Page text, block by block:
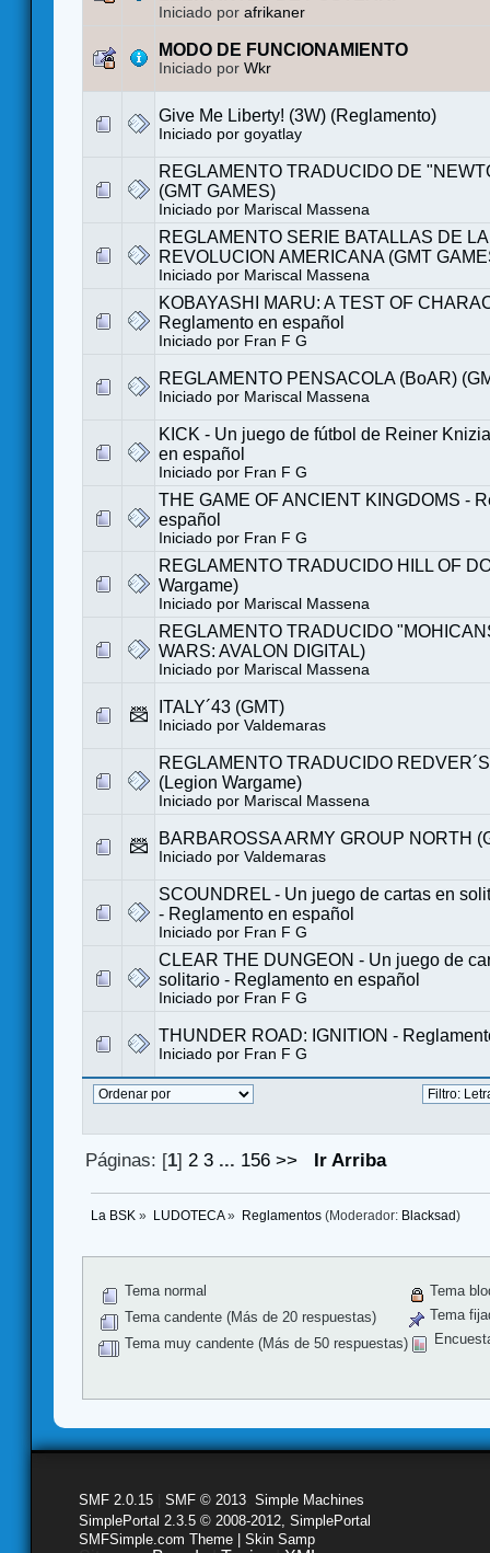
Iniciado por afrikaner
MODO DE FUNCIONAMIENTO
Iniciado por Wkr
Give Me Liberty! (3W) (Reglamento)
Iniciado por goyatlay
REGLAMENTO TRADUCIDO DE
(GMT GAMES)
Iniciado por Mariscal Massena
REGLAMENTO SERIE BATALLAS DE LA
REVOLUCION AMERICANA (GMT
Iniciado por Mariscal Massena
KOBAYASHI MARU: A TEST OF
Reglamento en español
Iniciado por Fran F G
REGLAMENTO PENSACOLA (BoAR)
Iniciado por Mariscal Massena
KICK - Un juego de fútbol de Reiner
en español
Iniciado por Fran F G
THE GAME OF ANCIENT KINGDOMS -
español
Iniciado por Fran F G
REGLAMENTO TRADUCIDO HILL OF
Wargame)
Iniciado por Mariscal Massena
REGLAMENTO TRADUCIDO
WARS: AVALON DIGITAL)
Iniciado por Mariscal Massena
ITALY´43 (GMT)
Iniciado por Valdemaras
REGLAMENTO TRADUCIDO
(Legion Wargame)
Iniciado por Mariscal Massena
BARBAROSSA ARMY GROUP NORTH
Iniciado por Valdemaras
SCOUNDREL - Un juego de cartas en
- Reglamento en español
Iniciado por Fran F G
CLEAR THE DUNGEON - Un juego de
solitario - Reglamento en español
Iniciado por Fran F G
THUNDER ROAD: IGNITION -
Iniciado por Fran F G
Páginas: [1] 2 3 ... 156 >> Ir Arriba
La BSK » LUDOTECA» Reglamentos(Moderador: Blacksad )
Tema normal
Tema candente (Más de 20 respuestas)
Tema muy candente (Más de 50 respuestas)
Tema
Tema
SMF 2.0.15 SMF © 2013 Simple Machines
SimplePortal 2.3.5 © 2008-2012, SimplePortal
SMFSimple.com Theme | Skin Samp